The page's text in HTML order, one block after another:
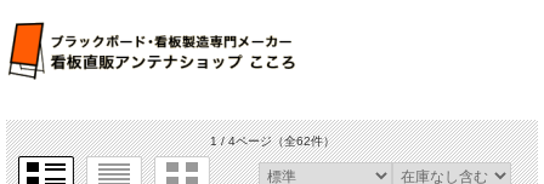
1 / 4ページ（全62件）